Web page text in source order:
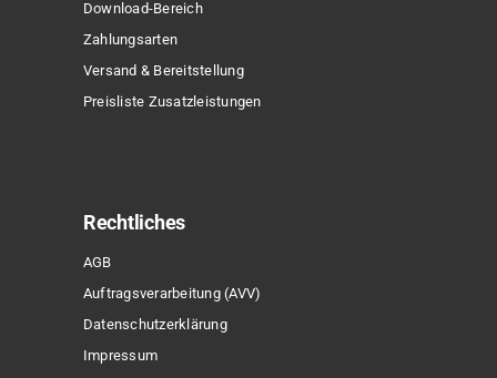
Download-Bereich
Zahlungsarten
Versand & Bereitstellung
Preisliste Zusatzleistungen
Rechtliches
AGB
Auftragsverarbeitung (AVV)
Datenschutzerklärung
Impressum